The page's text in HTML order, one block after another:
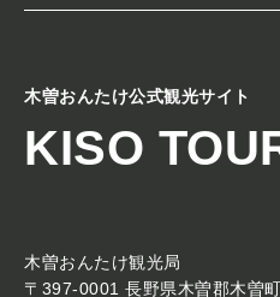
木曽おんたけ公式観光サイト
KISO
木曽おんたけ観光局
〒397-0001 長野県木曽郡木曽